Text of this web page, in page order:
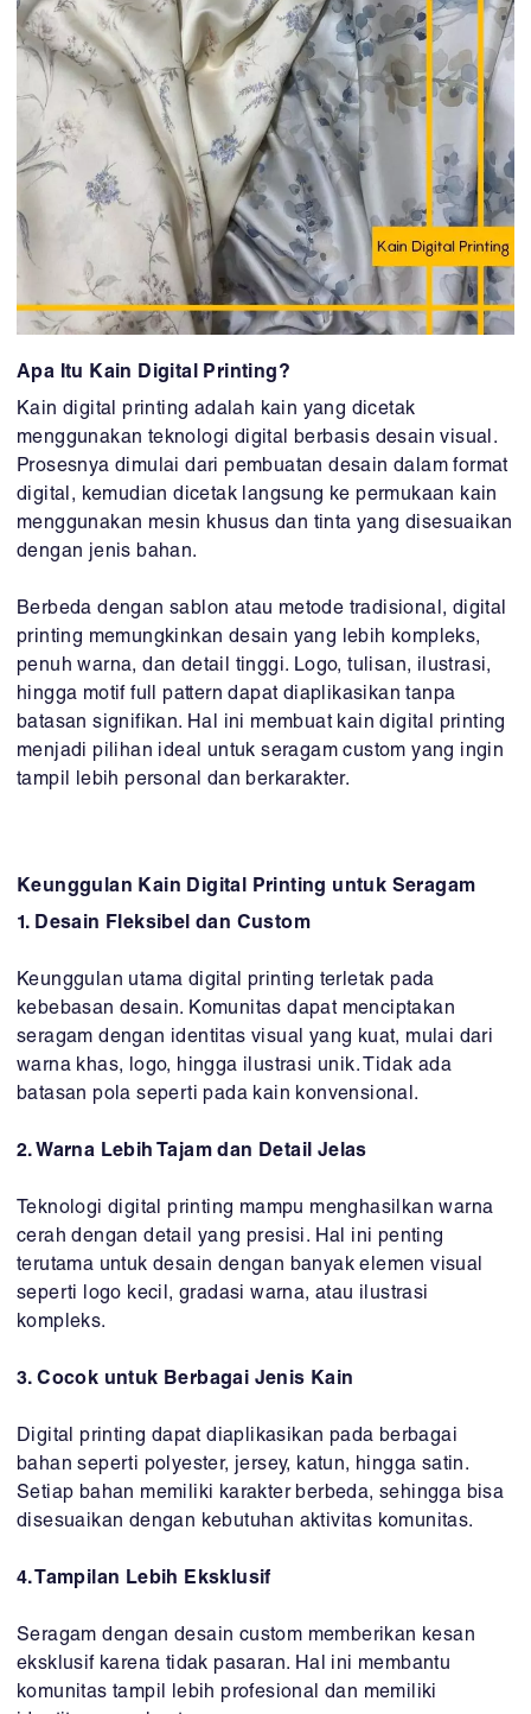
Apa Itu Kain Digital Printing?
Kain digital printing adalah kain yang dicetak
menggunakan teknologi digital berbasis desain visual.
Prosesnya dimulai dari pembuatan desain dalam format
digital, kemudian dicetak langsung ke permukaan kain
menggunakan mesin khusus dan tinta yang disesuaikan
dengan jenis bahan.
Berbeda dengan sablon atau metode tradisional, digital
printing memungkinkan desain yang lebih kompleks,
penuh warna, dan detail tinggi. Logo, tulisan, ilustrasi,
hingga motif full pattern dapat diaplikasikan tanpa
batasan signifikan. Hal ini membuat kain digital printing
menjadi pilihan ideal untuk seragam custom yang ingin
tampil lebih personal dan berkarakter.
Keunggulan Kain Digital Printing untuk Seragam
1. Desain Fleksibel dan Custom
Keunggulan utama digital printing terletak pada
kebebasan desain. Komunitas dapat menciptakan
seragam dengan identitas visual yang kuat, mulai dari
warna khas, logo, hingga ilustrasi unik. Tidak ada
batasan pola seperti pada kain konvensional.
2. Warna Lebih Tajam dan Detail Jelas
Teknologi digital printing mampu menghasilkan warna
cerah dengan detail yang presisi. Hal ini penting
terutama untuk desain dengan banyak elemen visual
seperti logo kecil, gradasi warna, atau ilustrasi
kompleks.
3. Cocok untuk Berbagai Jenis Kain
Digital printing dapat diaplikasikan pada berbagai
bahan seperti polyester, jersey, katun, hingga satin.
Setiap bahan memiliki karakter berbeda, sehingga bisa
disesuaikan dengan kebutuhan aktivitas komunitas.
4. Tampilan Lebih Eksklusif
Seragam dengan desain custom memberikan kesan
eksklusif karena tidak pasaran. Hal ini membantu
komunitas tampil lebih profesional dan memiliki